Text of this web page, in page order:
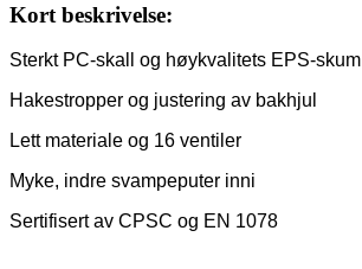
Kort beskrivelse:
Sterkt PC-skall og høykvalitets EPS-skum
Hakestropper og justering av bakhjul
Lett materiale og 16 ventiler
Myke, indre svampeputer inni
Sertifisert av CPSC og EN 1078